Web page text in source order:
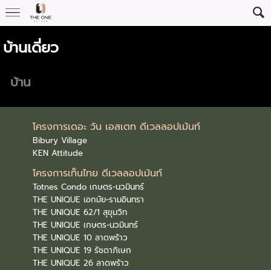
Campaign Performance Max - GDN
บ้านเดี่ยว
บ้าน
โครงการเดอะ วัน เอสเตท ดีเวลลอปเม้นท์
Bibury Village
KEN Attitude
โครงการเท็นไทย ดีเวลลอปเม้นท์
Totnes Condo เกษตร-นวมินทร์
THE UNIQUE เอกมัย-รามอินทรา
THE UNIQUE 62/1 สุขุมวิท
THE UNIQUE เกษตร-นวมินทร์
THE UNIQUE 10 ลาดพร้าว
THE UNIQUE 19 รัชดาภิเษก
THE UNIQUE 26 ลาดพร้าว